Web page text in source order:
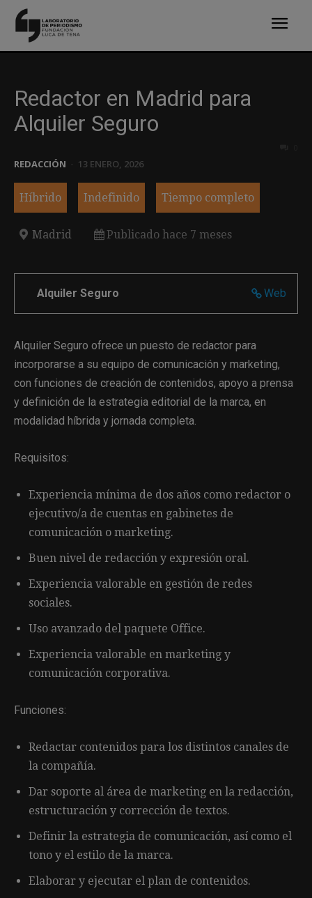
Redactor en Madrid para
Alquiler Seguro
REDACCIÓN 13 ENERO, 2026
Híbrido Indefinido Tiempo completo
Madrid Publicado hace 7 meses
Web
Alquiler Seguro
Alquiler Seguro ofrece un puesto de redactor para
incorporarse a su equipo de comunicación y marketing,
con funciones de creación de contenidos, apoyo a prensa
y definición de la estrategia editorial de la marca, en
modalidad híbrida y jornada completa.
Requisitos:
Experiencia mínima de dos años como redactor o
ejecutivo/a de cuentas en gabinetes de
comunicación o marketing.
Buen nivel de redacción y expresión oral.
Experiencia valorable en gestión de redes
sociales.
Uso avanzado del paquete Office.
Experiencia valorable en marketing y
comunicación corporativa.
Funciones:
Redactar contenidos para los distintos canales de
la compañía.
Dar soporte al área de marketing en la redacción,
estructuración y corrección de textos.
Definir la estrategia de comunicación, así como el
tono y el estilo de la marca.
Elaborar y ejecutar el plan de contenidos.